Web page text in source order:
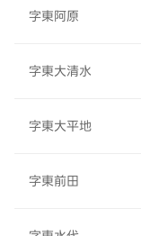
字東阿原
字東大清水
字東大平地
字東前田